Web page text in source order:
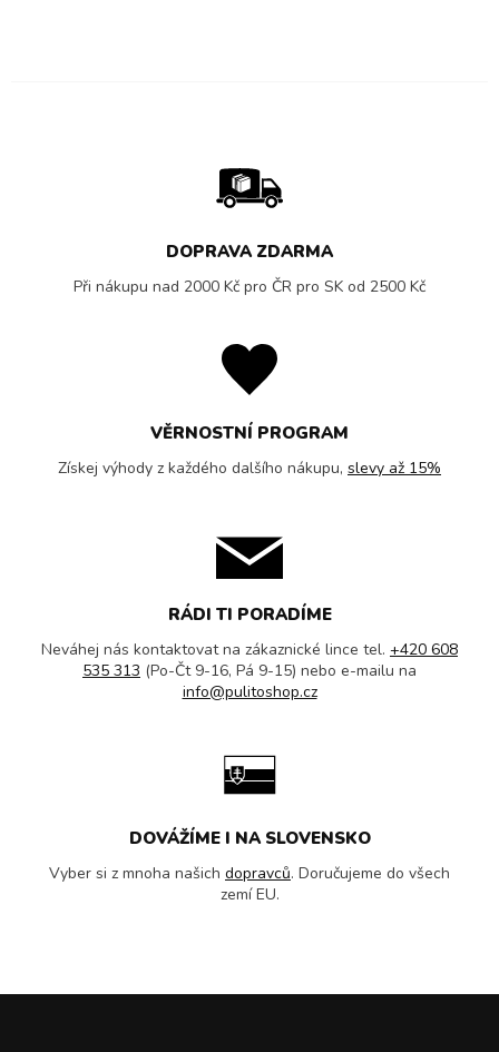
DOPRAVA ZDARMA
Při nákupu nad 2000 Kč pro ČR pro SK od 2500 Kč
VĚRNOSTNÍ PROGRAM
Získej výhody z každého dalšího nákupu, slevy až 15%
RÁDI TI PORADÍME
Neváhej nás kontaktovat na zákaznické lince tel. +420 608
535 313 (Po-Čt 9-16, Pá 9-15) nebo e-mailu na
info@pulitoshop.cz
DOVÁŽÍME I NA SLOVENSKO
Vyber si z mnoha našich dopravců. Doručujeme do všech
zemí EU.